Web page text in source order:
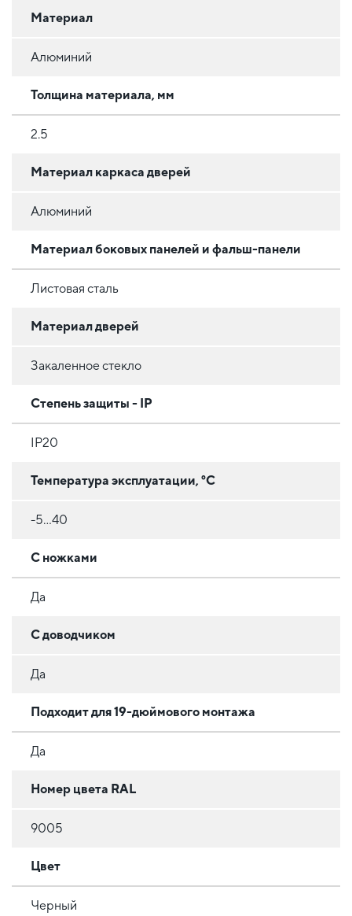
Материал
Алюминий
Толщина материала, мм
2.5
Материал каркаса дверей
Алюминий
Материал боковых панелей и фальш-панели
Листовая сталь
Материал дверей
Закаленное стекло
Степень защиты - IP
IP20
Температура эксплуатации, °C
-5...40
С ножками
Да
С доводчиком
Да
Подходит для 19-дюймового монтажа
Да
Номер цвета RAL
9005
Цвет
Черный